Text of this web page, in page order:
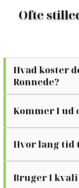
Ofte
Hvad koster
Rønnede?
Kommer I ud
Hvor lang tid
Bruger I